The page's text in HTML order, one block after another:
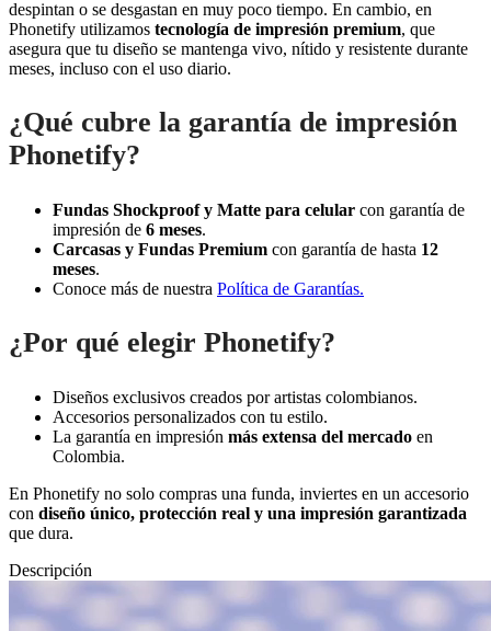
despintan o se desgastan en muy poco tiempo. En cambio, en
Phonetify utilizamos tecnología de impresión premium, que
asegura que tu diseño se mantenga vivo, nítido y resistente durante
meses, incluso con el uso diario.
¿Qué cubre la garantía de impresión
Phonetify?
Fundas Shockproof y Matte para celular con garantía de
impresión de 6 meses.
Carcasas y Fundas Premium con garantía de hasta 12
meses.
Conoce más de nuestra Política de Garantías.
¿Por qué elegir Phonetify?
Diseños exclusivos creados por artistas colombianos.
Accesorios personalizados con tu estilo.
La garantía en impresión más extensa del mercado en
Colombia.
En Phonetify no solo compras una funda, inviertes en un accesorio
con diseño único, protección real y una impresión garantizada
que dura.
Descripción